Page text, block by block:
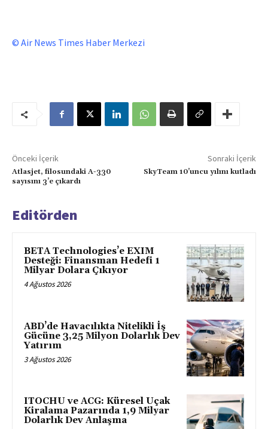
© Air News Times Haber Merkezi
Önceki İçerik
Atlasjet, filosundaki A-330
sayısını 3’e çıkardı
Sonraki İçerik
SkyTeam 10’uncu yılını kutladı
Editörden
BETA Technologies’e EXIM
Desteği: Finansman Hedefi 1
Milyar Dolara Çıkıyor
4 Ağustos 2026
ABD’de Havacılıkta Nitelikli İş
Gücüne 3,25 Milyon Dolarlık Dev
Yatırım
3 Ağustos 2026
ITOCHU ve ACG: Küresel Uçak
Kiralama Pazarında 1,9 Milyar
Dolarlık Dev Anlaşma